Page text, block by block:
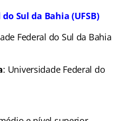
Sul da Bahia (UFSB)
Federal do Sul da Bahia
: Universidade Federal do